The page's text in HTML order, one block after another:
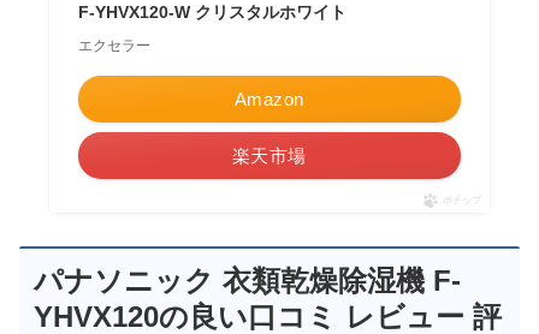
F-YHVX120-W クリスタルホワイト
エクセラー
Amazon
楽天市場
ポチップ
パナソニック 衣類乾燥除湿機 F-
YHVX120の良い口コミ レビュー 評